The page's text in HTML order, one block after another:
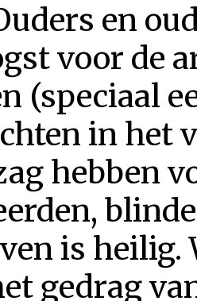
en
voor de
(speciaal
in het
hebben
is heilig.
gedrag